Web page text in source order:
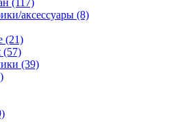
аксессуары (8)
(21)
(57)
(39)